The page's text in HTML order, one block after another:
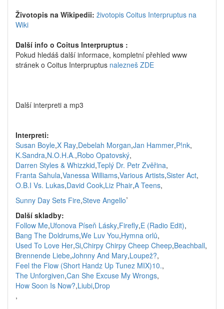
Životopis na Wikipedii: životopis Coitus Interpruptus na
Wiki
Další info o Coitus Interpruptus :
Pokud hledáš další informace, kompletní přehled www
stránek o Coitus Interpruptus nalezneš ZDE
Další interpreti a mp3
Interpreti:
Susan Boyle,X Ray,Debelah Morgan,Jan Hammer,P!nk,
K.Sandra,N.O.H.A.,Robo Opatovský,
Darren Styles & Whizzkid,Teplý Dr. Petr Zvěřina,
Franta Sahula,Vanessa Williams,Various Artists,Sister Act,
O.B.I Vs. Lukas,David Cook,Liz Phair,A Teens,
Sunny Day Sets Fire,Steve Angello,
Další skladby:
Follow Me,Ufonova Píseň Lásky,Firefly,E (Radio Edit),
Bang The Doldrums,We Luv You,Hymna orlů,
Used To Love Her,Si,Chirpy Chirpy Cheep Cheep,Beachball,
Brennende Liebe,Johnny And Mary,Loupež?,
Feel the Flow (Short Handz Up Tunez MIX)10.,
The Unforgiven,Can She Excuse My Wrongs,
How Soon Is Now?,Liubi,Drop
,